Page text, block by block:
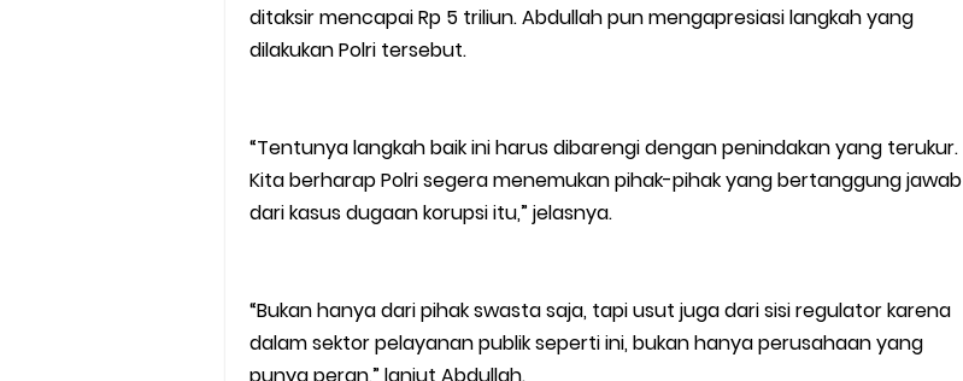
ditaksir mencapai Rp 5 triliun. Abdullah pun mengapresiasi langkah yang
dilakukan Polri tersebut.
“Tentunya langkah baik ini harus dibarengi dengan penindakan yang terukur.
Kita berharap Polri segera menemukan pihak-pihak yang bertanggung jawab
dari kasus dugaan korupsi itu,” jelasnya.
“Bukan hanya dari pihak swasta saja, tapi usut juga dari sisi regulator karena
dalam sektor pelayanan publik seperti ini, bukan hanya perusahaan yang
punya peran,” lanjut Abdullah.